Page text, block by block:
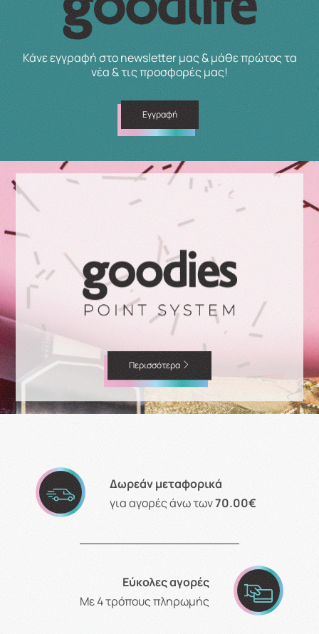
Κάνε εγγραφή στο newsletter μας & μάθε πρώτος τα
νέα & τις προσφορές μας!
Εγγραφή
Περισσότερα
Δωρεάν μεταφορικά
για αγορές άνω των70.00€
Εύκολες αγορές
Με 4 τρόπους πληρωμής